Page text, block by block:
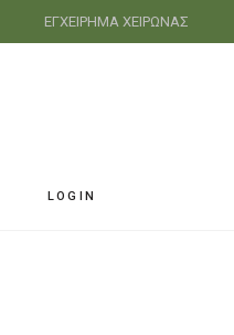
ΕΓΧΕΙΡΗΜΑ ΧΕΙΡΩΝΑΣ
LOGIN